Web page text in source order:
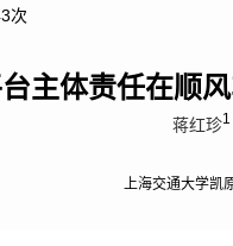
次
主体责任在顺
蒋红珍1
上海交通大学凯